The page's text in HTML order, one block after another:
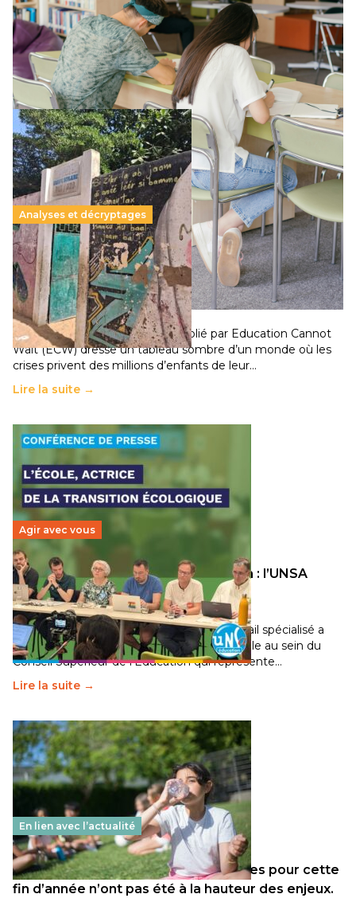
Le projet de loi sur la régulation de l’enseignement
supérieur privé met en lumière l’amplification d’un système
qui relègue l’acte pédagogique au superfétatoire, voire à…
Lire la suite →
Analyses et décryptages
258 millions d’enfants victimes de la guerre, des
chocs climatiques et des déplacements de
population
11 juillet 2026–National
Un nouveau rapport mondial publié par Education Cannot
Wait (ECW) dresse un tableau sombre d’un monde où les
crises privent des millions d’enfants de leur…
Lire la suite →
Agir avec vous
Transition écologique de l’éducation : l’UNSA
Éducation fait bouger les lignes
30 juin 2026–National
Pendant plusieurs mois, un groupe de travail spécialisé a
travaillé sur la transition écologique de l’Ecole au sein du
Conseil Supérieur de l’Éducation qui représente…
Lire la suite →
En lien avec l’actualité
Les décisions ministérielles attendues pour cette
fin d’année n’ont pas été à la hauteur des enjeux.